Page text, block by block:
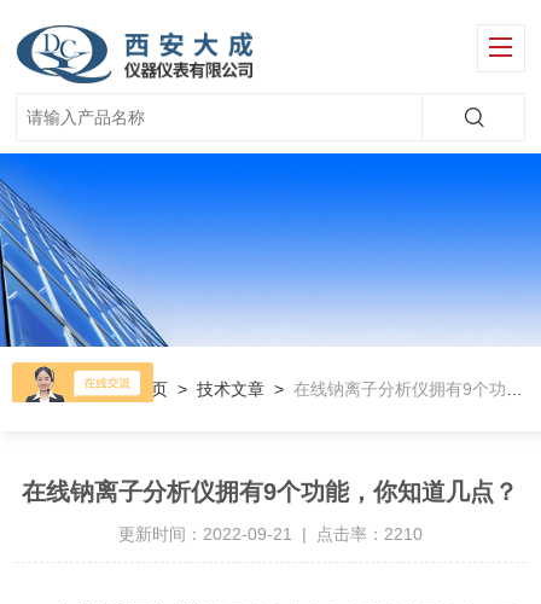
当前位置： 首页 >技术文章 >在线钠离子分析仪拥有9个功能，你知道几点？
在线钠离子分析仪拥有9个功能，你知道几点？
更新时间：2022-09-21 | 点击率：2210